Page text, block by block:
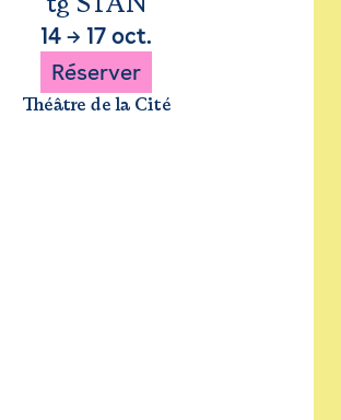
14 → 17 oct.
Réserver
Théâtre de la Cité